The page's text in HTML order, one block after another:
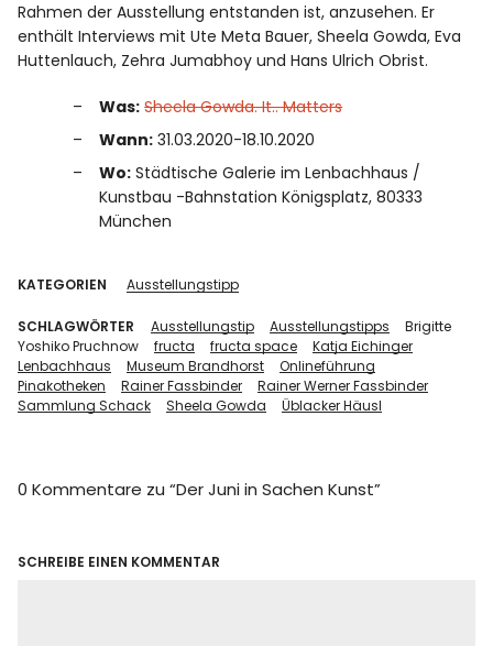
Rahmen der Ausstellung entstanden ist, anzusehen. Er
enthält Interviews mit Ute Meta Bauer, Sheela Gowda, Eva
Huttenlauch, Zehra Jumabhoy und Hans Ulrich Obrist.
Was: Sheela Gowda. It.. Matters
Wann: 31.03.2020-18.10.2020
Wo: Städtische Galerie im Lenbachhaus /
Kunstbau -Bahnstation Königsplatz, 80333
München
KATEGORIEN Ausstellungstipp
SCHLAGWÖRTER Ausstellungstip Ausstellungstipps
Brigitte
Yoshiko Pruchnow
fructa fructa space
Katja Eichinger
Lenbachhaus
Museum Brandhorst
Onlineführung
Pinakotheken
Rainer Fassbinder
Rainer Werner Fassbinder
Sammlung Schack
Sheela Gowda Üblacker Häusl
0 Kommentare zu “Der Juni in Sachen Kunst”
SCHREIBE EINEN KOMMENTAR